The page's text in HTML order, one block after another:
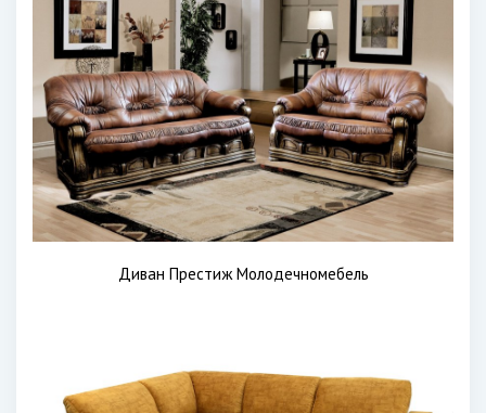
Диван Престиж Молодечномебель